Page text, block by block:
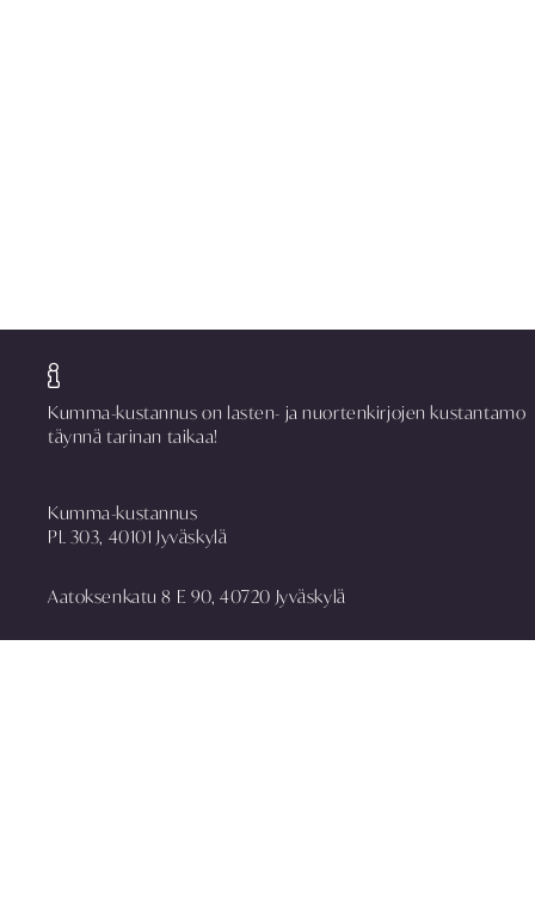
Kumma-kustannus on lasten- ja nuortenkirjojen kustantamo
täynnä tarinan taikaa!
Kumma-kustannus
PL 303, 40101 Jyväskylä
Aatoksenkatu 8 E 90, 40720 Jyväskylä